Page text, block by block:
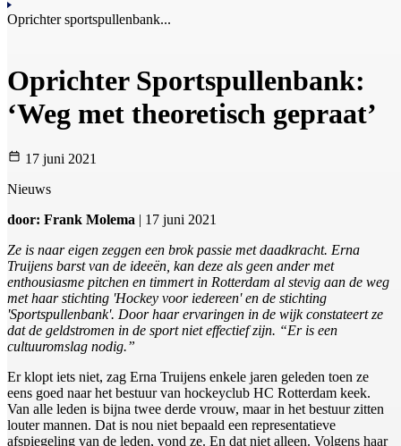
Oprichter sportspullenbank...
Oprichter Sportspullenbank:
‘Weg met theoretisch gepraat’
17 juni 2021
Nieuws
door: Frank Molema | 17 juni 2021
Ze is naar eigen zeggen een brok passie met daadkracht. Erna
Truijens barst van de ideeën, kan deze als geen ander met
enthousiasme pitchen en timmert in Rotterdam al stevig aan de weg
met haar stichting 'Hockey voor iedereen' en de stichting
'Sportspullenbank'. Door haar ervaringen in de wijk constateert ze
dat de geldstromen in de sport niet effectief zijn. “Er is een
cultuuromslag nodig.”
Er klopt iets niet, zag Erna Truijens enkele jaren geleden toen ze
eens goed naar het bestuur van hockeyclub HC Rotterdam keek.
Van alle leden is bijna twee derde vrouw, maar in het bestuur zitten
louter mannen. Dat is nou niet bepaald een representatieve
afspiegeling van de leden, vond ze. En dat niet alleen. Volgens haar